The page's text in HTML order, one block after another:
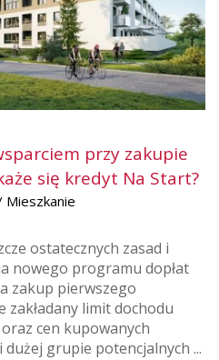
przy zakupie
się kredyt Na Start?
Mieszkanie
ostatecznych zasad i
nowego programu dopłat
zakup pierwszego
zakładany limit dochodu
cen kupowanych
grupie potencjalnych ...